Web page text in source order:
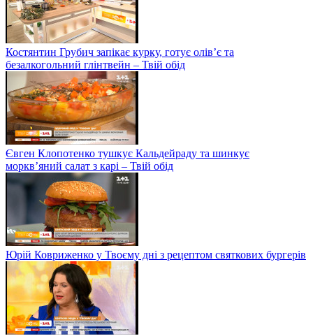
Костянтин Грубич запікає курку, готує олів’є та
безалкогольний глінтвейн – Твій обід
Євген Клопотенко тушкує Кальдейраду та шинкує
моркв’яний салат з карі – Твій обід
Юрій Ковриженко у Твоєму дні з рецептом святкових бургерів